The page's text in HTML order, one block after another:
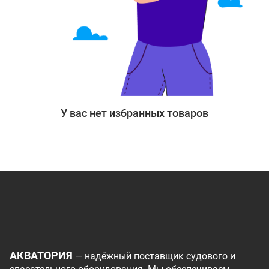
У вас нет избранных товаров
АКВАТОРИЯ — надёжный поставщик судового и